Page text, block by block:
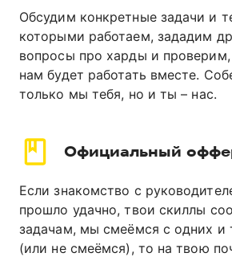
Обсудим конкретные задачи и
которыми работаем, зададим
вопросы про харды и
нам будет работать вместе.
только мы тебя, но и ты – нас.
Официальный
Если знакомство с
прошло удачно, твои скиллы
задачам, мы смеёмся с одних и
(или не смеёмся), то на твою